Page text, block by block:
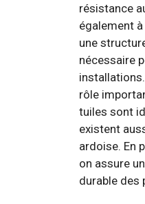
résistance
également
une
nécessaire
rôle
tuiles sont
existent
ardoise. En
on assure
durable des